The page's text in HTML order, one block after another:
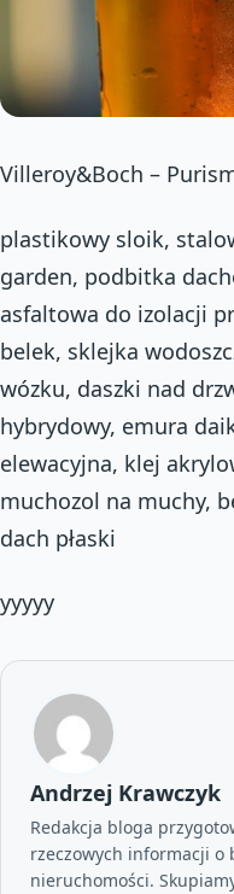
Villeroy&Boch –
plastikowy sloik,
garden, podbitka
asfaltowa do izolacji
belek, sklejka
wózku, daszki nad
hybrydowy, emura
elewacyjna, klej
muchozol na muchy,
dach płaski
yyyyy
Andrzej Krawczyk
Redakcja bloga
rzeczowych informacji
nieruchomości.